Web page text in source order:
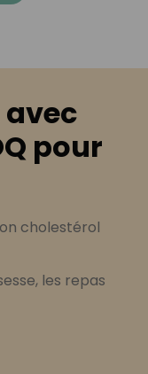
pour
cholestérol
les repas